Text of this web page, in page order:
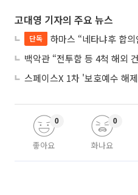
고대영 기자의 주요 뉴스
단독
하마스 “네타냐후 합의안
좋아요
0
화나요
0